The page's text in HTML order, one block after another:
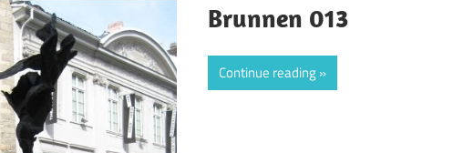
Brunnen 013
Continue reading